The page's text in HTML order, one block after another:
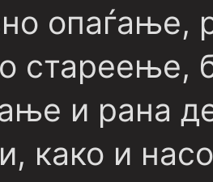
опаѓање,
стареење,
и рана
како и